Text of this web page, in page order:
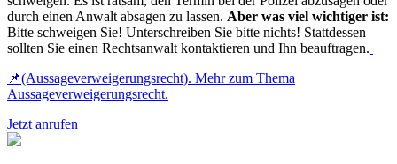
durch einen Anwalt absagen zu lassen. Aber was viel wichtiger ist:
Bitte schweigen Sie! Unterschreiben Sie bitte nichts! Stattdessen
sollten Sie einen Rechtsanwalt kontaktieren und Ihn beauftragen.
📌(Aussageverweigerungsrecht). Mehr zum Thema
Aussageverweigerungsrecht.
Jetzt anrufen